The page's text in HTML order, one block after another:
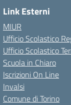
Link Esterni
MIUR
Ufficio Scolastico
Ufficio Scolastico
Scuola in Chiaro
Iscrizioni On Line
Invalsi
Comune di Torino